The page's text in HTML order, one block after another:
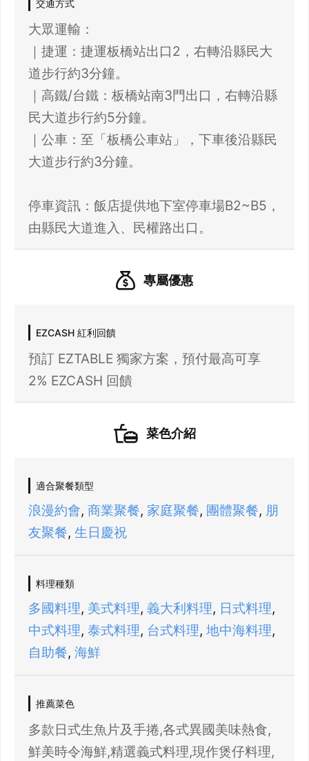
@eztable
交通方式
大眾運輸：
｜捷運：捷運板橋站出口2，右轉沿縣民大
道步行約3分鐘。
｜高鐵/台鐵：板橋站南3門出口，右轉沿縣
民大道步行約5分鐘。
｜公車：至「板橋公車站」，下車後沿縣民
大道步行約3分鐘。
停車資訊：飯店提供地下室停車場B2~B5，
專屬優惠
EZCASH 紅利回饋
預訂 EZTABLE 獨家方案，預付最高可享
2% EZCASH 回饋
菜色介紹
適合聚餐類型
浪漫約會, 商業聚餐, 家庭聚餐, 團體聚餐, 朋
友聚餐, 生日慶祝
料理種類
多國料理, 美式料理, 義大利料理, 日式料理,
中式料理, 泰式料理, 台式料理, 地中海料理,
自助餐, 海鮮
推薦菜色
多款日式生魚片及手捲,各式異國美味熱食,
鮮美時令海鮮,精選義式料理,現作煲仔料理,
登出